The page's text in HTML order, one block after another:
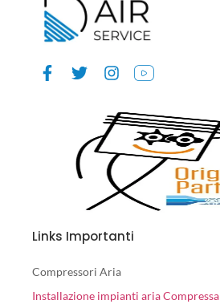
Links Importanti
Compressori Aria
Installazione impianti aria Compressa